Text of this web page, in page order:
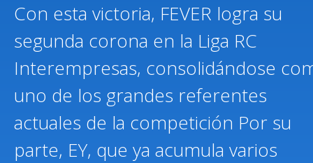
Con esta victoria, FEVER logra su
segunda corona en la Liga RC
Interempresas, consolidándose
uno de los grandes referentes
actuales de la competición Por su
parte, EY, que ya acumula varios